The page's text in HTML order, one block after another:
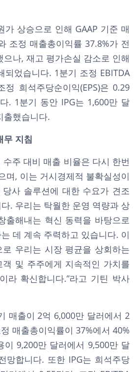
가 상승으로 인해 GAAP 기준 매
조정 매출총이익률 37.8%가 전
으나, 재고 평가손실 감소로 인해
되었습니다. 1분기 조정 EBITDA
희석주당순이익(EPS)은 0.29
. 1분기 동안 IPG는 1,600만 달
출했습니다.
무 지침
수주 대비 매출 비율은 다시 한번
며, 이는 거시경제적 불확실성이
사 솔루션에 대한 수요가 견조
. 우리는 탁월한 운영 역량과 상
출해내는 혁신 동력을 바탕으로
데 계속 주력하고 있습니다. 이
우리는 시장 평균을 상회하는
및 주주에게 지속적인 가치를
라 확신합니다.”라고 기틴 박사
매출이 2억 6,000만 달러에서 2
매출총이익률이 37%에서 40%
이 9,200만 달러에서 9,500만 달
망합니다. 또한 IPG는 희석주당